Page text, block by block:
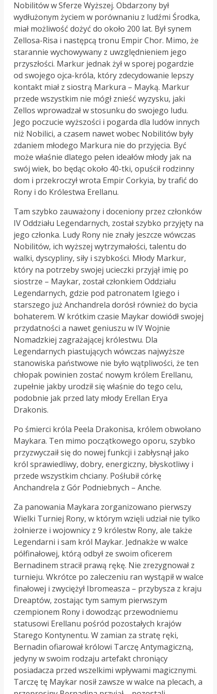
Nobilitów w Sferze Wyższej. Obdarzony był
wydłużonym życiem w porównaniu z ludźmi Środka,
miał możliwość dożyć do około 200 lat. Był synem
Zellosa-Risa i następcą tronu Empir Chor. Mimo, że
starannie wychowywany z uwzględnieniem jego
przyszłości. Markur jednak żył w sporej pogardzie
od swojego ojca-króla, który zdecydowanie lepszy
kontakt miał z siostrą Markura – Mayką. Markur
przede wszystkim nie mógł znieść wyzysku, jaki
Zellos wprowadzał w stosunku do swojego ludu.
Jego poczucie wyższości i pogarda dla ludów innych
niż Nobilici, a czasem nawet wobec Nobilitów były
zdaniem młodego Markura nie do przyjęcia. Być
może właśnie dlatego pełen ideałów młody jak na
swój wiek, bo będąc około 40-tki, opuścił rodzinny
dom i przekroczył wrota Empir Corkyia, by trafić do
Rony i do Królestwa Erellanu.
Tam szybko zauważony i doceniony przez członków
IV Oddziału Legendarnych, został szybko przyjęty na
jego członka. Ludy Rony nie znały jeszcze wówczas
Nobilitów, ich wyższej wytrzymałości, talentu do
walki, dyscypliny, siły i szybkości. Młody Markur,
który na potrzeby swojej ucieczki przyjął imię po
siostrze – Maykar, został członkiem Oddziału
Legendarnych, gdzie pod patronatem Igiego i
starszego już Anchandrela dorósł również do bycia
bohaterem. W krótkim czasie Maykar dowiódł swojej
przydatności a nawet geniuszu w IV Wojnie
Nomadzkiej zagrażającej królestwu. Dla
Legendarnych piastujących wówczas najwyższe
stanowiska państwowe nie było wątpliwości, że ten
chłopak powinien zostać nowym królem Erellanu,
zupełnie jakby urodził się właśnie do tego celu,
podobnie jak przed laty młody Erellan Erya
Drakonis.
Po śmierci króla Peela Drakonisa, królem obwołano
Maykara. Ten mimo początkowego oporu, szybko
przyzwyczaił się do nowej funkcji i zabłysnął jako
król sprawiedliwy, dobry, energiczny, błyskotliwy i
przede wszystkim chciany. Pośłubił córkę
Anchandrela z Gór Podniebnych – Anche.
Za panowania Maykara zorganizowano pierwszy
Wielki Turniej Rony, w którym wzięli udział nie tylko
żołnierze i wojownicy z 9 królestw Rony, ale także
Legendarni i sam król Maykar. Jednakże w walce
półfinałowej, którą odbył ze swoim oficerem
Bernadinem stracił prawą rękę. Nie zrezygnował z
turnieju. Wkrótce po zaleczeniu ran wystąpił w walce
finałowej i zwyciężył Ibromeasza – przybysza z kraju
Dreaptów, zostając tym samym pierwszym
czempionem Rony i dowodząc przewodniemu
statusowi Erellanu pośród pozostałych krajów
Starego Kontynentu. W zamian za stratę ręki,
Bernadin ofiarował królowi Tarczę Antymagiczną,
jedyny w swoim rodzaju artefakt chroniący
posiadacza przed wszelkimi wpływami magicznymi.
Tarczę tę Maykar nosił zawsze w walce na plecach, a